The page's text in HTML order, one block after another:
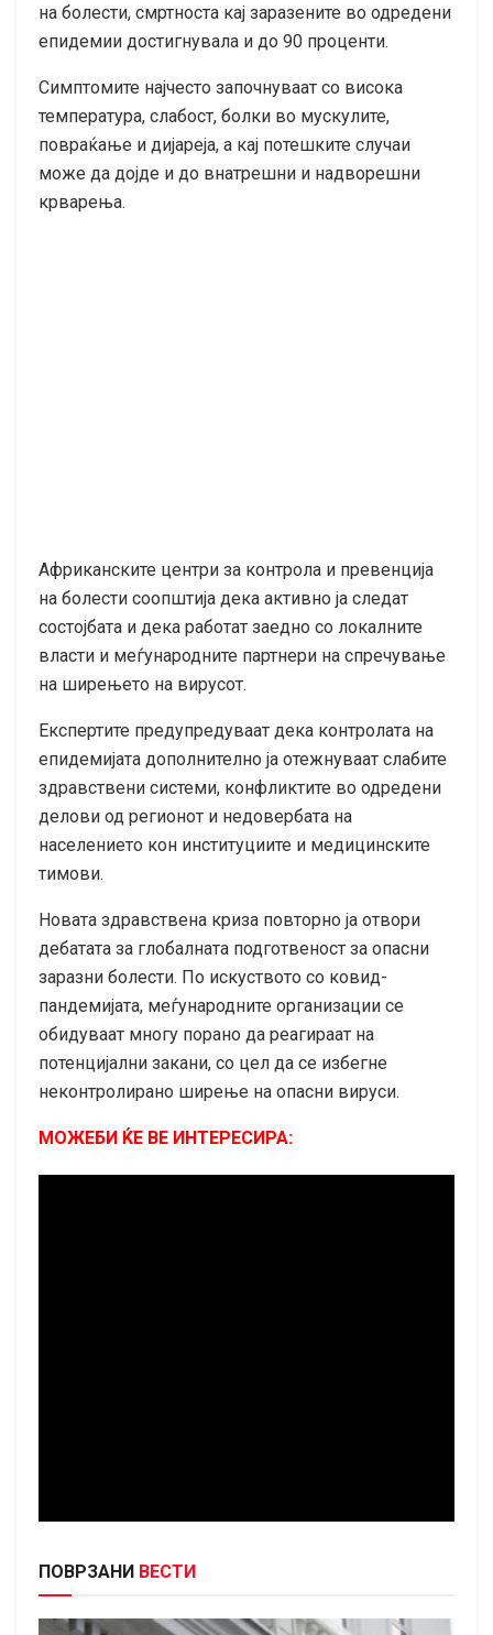
на болести, смртноста кај заразените во одредени
епидемии достигнувала и до 90 проценти.
Симптомите најчесто започнуваат со висока
температура, слабост, болки во мускулите,
повраќање и дијареја, а кај потешките случаи
може да дојде и до внатрешни и надворешни
крварења.
Африканските центри за контрола и превенција
на болести соопштија дека активно ја следат
состојбата и дека работат заедно со локалните
власти и меѓународните партнери на спречување
на ширењето на вирусот.
Експертите предупредуваат дека контролата на
епидемијата дополнително ја отежнуваат слабите
здравствени системи, конфликтите во одредени
делови од регионот и недовербата на
населението кон институциите и медицинските
тимови.
Новата здравствена криза повторно ја отвори
дебатата за глобалната подготвеност за опасни
заразни болести. По искуството со ковид-
пандемијата, меѓународните организации се
обидуваат многу порано да реагираат на
потенцијални закани, со цел да се избегне
неконтролирано ширење на опасни вируси.
МОЖЕБИ ЌЕ ВЕ ИНТЕРЕСИРА:
ПОВРЗАНИ ВЕСТИ